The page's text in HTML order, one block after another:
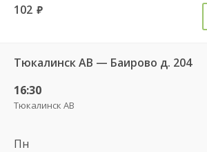
102 руб.
Тюкалинск АВ — Баирово д. 204
16:30
Тюкалинск АВ
Пн